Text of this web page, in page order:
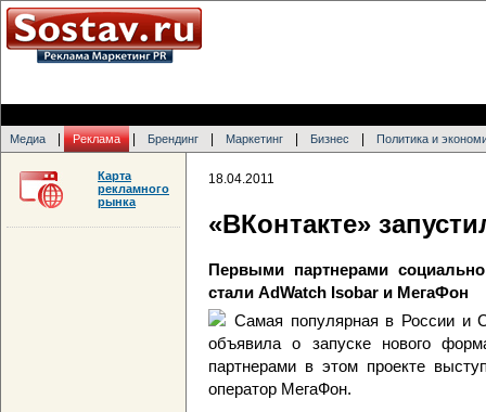
Медиа Реклама Брендинг Маркетинг Бизнес Политика и
18.04.2011
«ВКонтакте»
Первыми партнерами
стали AdWatch Isobar и МегаФон
Самая популярная в России и
объявила о запуске нового
партнерами в этом проекте
оператор МегаФон.
Карта
рекламного
рынка